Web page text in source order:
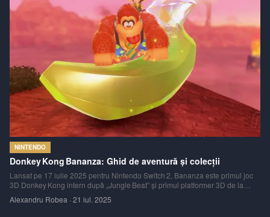
NINTENDO
Donkey Kong Bananza: Ghid de aventură și colecții
Lansat pe 17 iulie 2025 pentru Nintendo Switch 2, Bananza este primul joc
3D Donkey Kong intern după „Jungle Beat” și primul platformer 3D de la
destructibile, aducând o altă dimensiune mecanicii platformer Nintendo
Alexandru Robea · 21 iul. 2025